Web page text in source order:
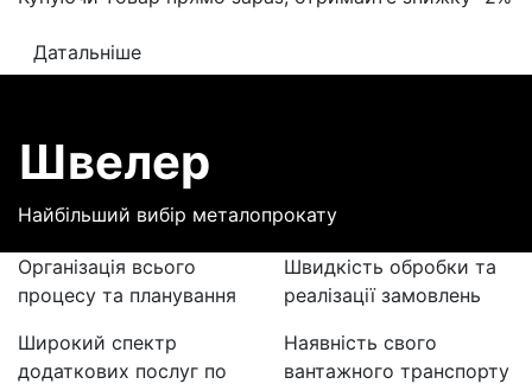
Датальніше
Швелер
Найбільший вибір металопрокату
Організація всього
процесу та планування
Швидкість обробки та
реалізації замовлень
Широкий спектр
додаткових послуг по
Наявність свого
вантажного транспорту